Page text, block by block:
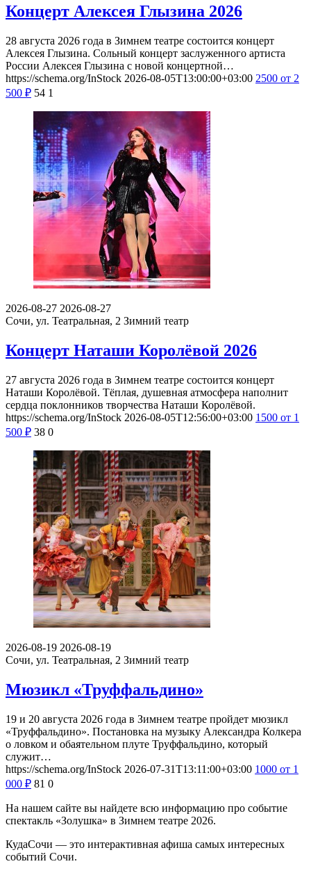
Концерт Алексея Глызина 2026
28 августа 2026 года в Зимнем театре состоится концерт
Алексея Глызина. Сольный концерт заслуженного артиста
России Алексея Глызина с новой концертной…
https://schema.org/InStock 2026-08-05T13:00:00+03:00 2500 от 2
500 ₽ 54 1
2026-08-27 2026-08-27
Сочи, ул. Театральная, 2 Зимний театр
Концерт Наташи Королёвой 2026
27 августа 2026 года в Зимнем театре состоится концерт
Наташи Королёвой. Тёплая, душевная атмосфера наполнит
сердца поклонников творчества Наташи Королёвой.
https://schema.org/InStock 2026-08-05T12:56:00+03:00 1500 от 1
500 ₽ 38 0
2026-08-19 2026-08-19
Сочи, ул. Театральная, 2 Зимний театр
Мюзикл «Труффальдино»
19 и 20 августа 2026 года в Зимнем театре пройдет мюзикл
«Труффальдино». Постановка на музыку Александра Колкера
о ловком и обаятельном плуте Труффальдино, который
служит…
https://schema.org/InStock 2026-07-31T13:11:00+03:00 1000 от 1
000 ₽ 81 0
На нашем сайте вы найдете всю информацию про событие
спектакль «Золушка» в Зимнем театре 2026.
КудаСочи — это интерактивная афиша самых интересных
событий Сочи.